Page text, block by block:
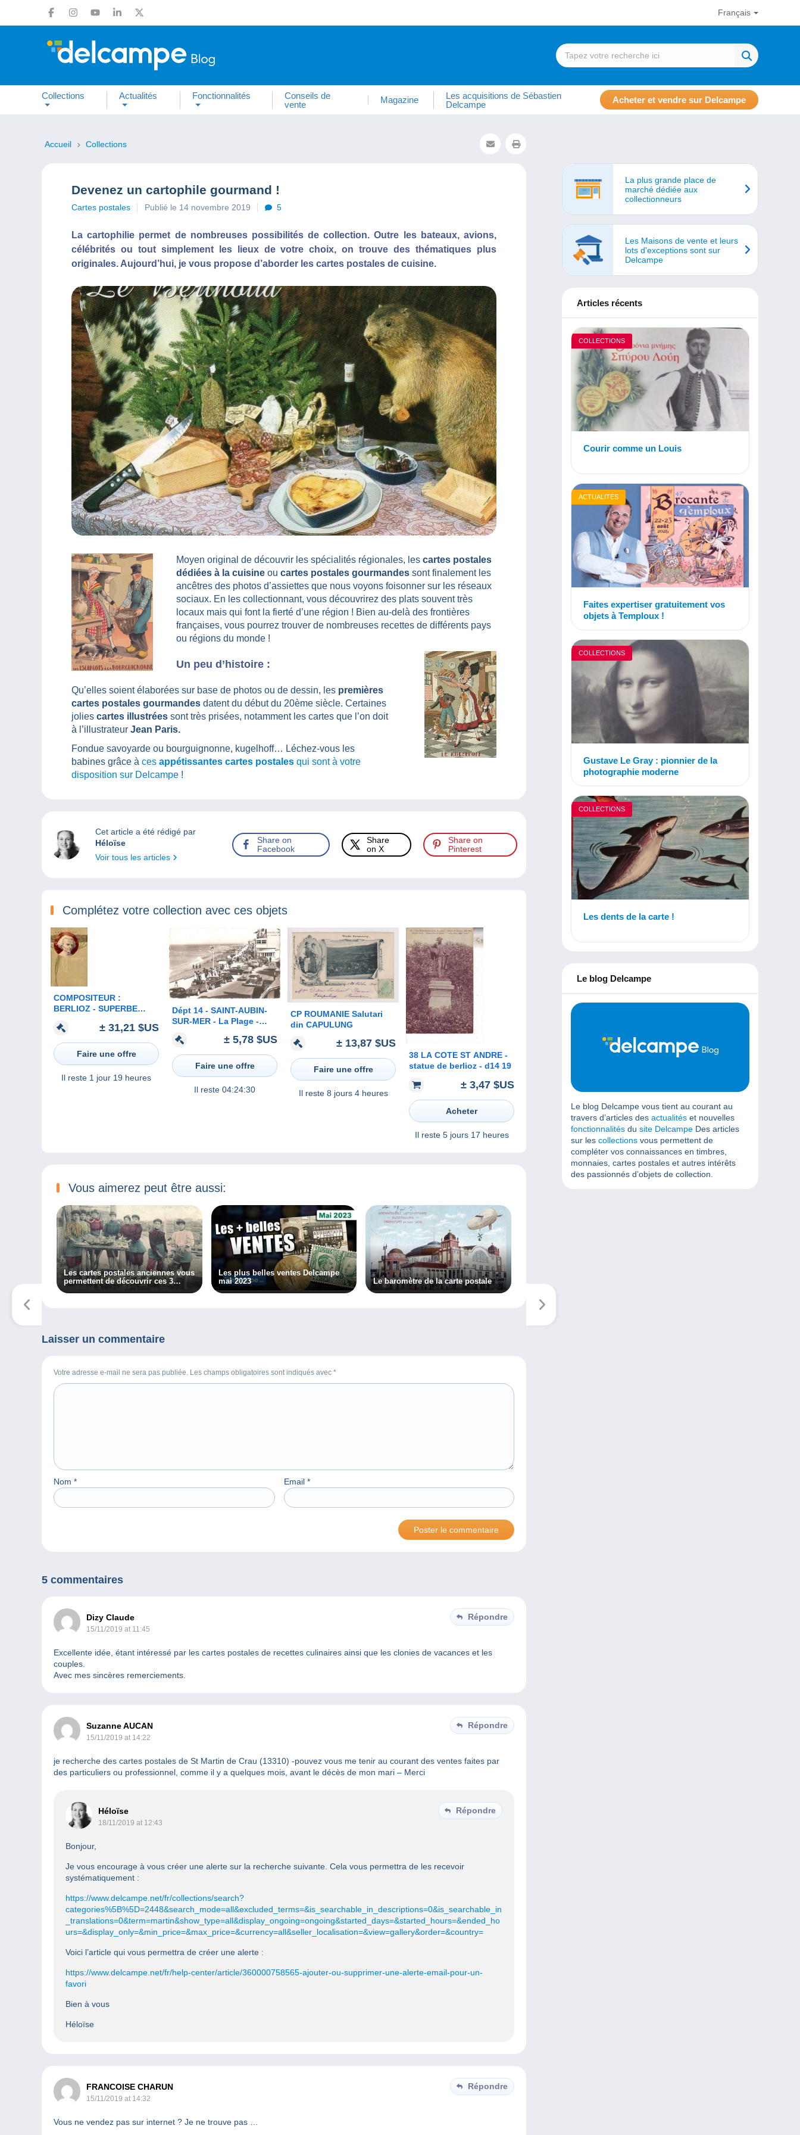
Français
Collections Actualités Fonctionnalités
Conseils de
vente
Magazine
Les acquisitions de Sébastien
Delcampe
Acheter et vendre sur Delcampe
Accueil Collections
Devenez un cartophile gourmand !
Cartes postales Publié le 14 novembre 2019 5
La cartophilie permet de nombreuses possibilités de collection. Outre les bateaux, avions,
célébrités ou tout simplement les lieux de votre choix, on trouve des thématiques plus
originales. Aujourd’hui, je vous propose d’aborder les cartes postales de cuisine.
Moyen original de découvrir les spécialités régionales, les cartes postales
dédiées à la cuisine ou cartes postales gourmandes sont finalement les
ancêtres des photos d’assiettes que nous voyons foisonner sur les réseaux
sociaux. En les collectionnant, vous découvrirez des plats souvent très
locaux mais qui font la fierté d’une région ! Bien au-delà des frontières
françaises, vous pourrez trouver de nombreuses recettes de différents pays
ou régions du monde !
Un peu d’histoire :
Qu’elles soient élaborées sur base de photos ou de dessin, les premières
cartes postales gourmandes datent du début du 20ème siècle. Certaines
jolies cartes illustrées sont très prisées, notamment les cartes que l’on doit
à l’illustrateur Jean Paris.
Fondue savoyarde ou bourguignonne, kugelhoff… Léchez-vous les
babines grâce à ces appétissantes cartes postales qui sont à votre
disposition sur Delcampe !
Cet article a été rédigé par
Héloïse
Voir tous les articles
Share on
Facebook
Share
on X
Share on
Pinterest
Complétez votre collection avec ces objets
COMPOSITEUR :
BERLIOZ - SUPERBE
RELIEF ART NOUVEAU -
MEISSNER & BUCH -
ANNÉE: ENV. 1900 (b-913)
± 31,21 $US
Faire une offre
Il reste 1 jour 19 heures
Dépt 14 - SAINT-AUBIN-
SUR-MER - La Plage -
automobiles anciennes
± 5,78 $US
Faire une offre
Il reste 04:24:30
CP ROUMANIE Salutari
din CAPULUNG
± 13,87 $US
Faire une offre
Il reste 8 jours 4 heures
38 LA COTE ST ANDRE -
statue de berlioz - d14 19
± 3,47 $US
Acheter
Il reste 5 jours 17 heures
Vous aimerez peut être aussi:
Les cartes postales anciennes vous
permettent de découvrir ces 3
Les plus belles ventes Delcampe
mai 2023
Le baromètre de la carte postale
Laisser un commentaire
Votre adresse e-mail ne sera pas publiée. Les champs obligatoires sont indiqués avec *
Nom * Email *
5 commentaires
Dizy Claude
15/11/2019 at 11:45
Répondre
Excellente idée, étant intéressé par les cartes postales de recettes culinaires ainsi que les clonies de vacances et les
couples.
Avec mes sincères remerciements.
Suzanne AUCAN
15/11/2019 at 14:22
Répondre
je recherche des cartes postales de St Martin de Crau (13310) -pouvez vous me tenir au courant des ventes faites par
des particuliers ou professionnel, comme il y a quelques mois, avant le décès de mon mari – Merci
Héloïse
18/11/2019 at 12:43
Répondre
Bonjour,
Je vous encourage à vous créer une alerte sur la recherche suivante. Cela vous permettra de les recevoir
systématiquement :
https://www.delcampe.net/fr/collections/search?
categories%5B%5D=2448&search_mode=all&excluded_terms=&is_searchable_in_descriptions=0&is_searchable_in
_translations=0&term=martin&show_type=all&display_ongoing=ongoing&started_days=&started_hours=&ended_ho
urs=&display_only=&min_price=&max_price=&currency=all&seller_localisation=&view=gallery&order=&country=
Voici l’article qui vous permettra de créer une alerte :
https://www.delcampe.net/fr/help-center/article/360000758565-ajouter-ou-supprimer-une-alerte-email-pour-un-
favori
Bien à vous
Héloïse
FRANCOISE CHARUN
15/11/2019 at 14:32
Répondre
Vous ne vendez pas sur internet ? Je ne trouve pas …
La plus grande place de
marché dédiée aux
collectionneurs
Les Maisons de vente et leurs
lots d'exceptions sont sur
Delcampe
Articles récents
COLLECTIONS
Courir comme un Louis
ACTUALITÉS
Faites expertiser gratuitement vos
objets à Temploux !
COLLECTIONS
Gustave Le Gray : pionnier de la
photographie moderne
COLLECTIONS
Les dents de la carte !
Le blog Delcampe
Le blog Delcampe vous tient au courant au
travers d’articles des actualités et nouvelles
fonctionnalités du site Delcampe Des articles
sur les collections vous permettent de
compléter vos connaissances en timbres,
monnaies, cartes postales et autres intérêts
des passionnés d’objets de collection.